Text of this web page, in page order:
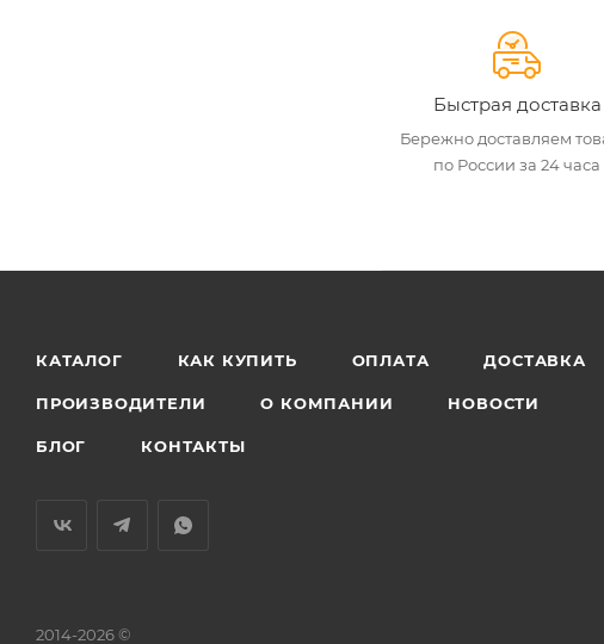
Быстрая доставка
Бережно доставляем
по России за 24 часа
КАТАЛОГ КАК КУПИТЬ ОПЛАТА ДОСТАВКА
ПРОИЗВОДИТЕЛИ О КОМПАНИИ НОВОСТИ
БЛОГ КОНТАКТЫ
2014-2026 ©